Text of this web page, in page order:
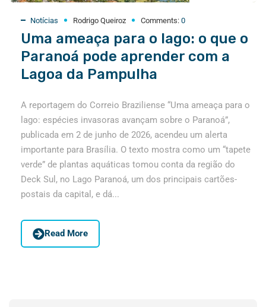
Notícias Rodrigo Queiroz Comments: 0
Uma ameaça para o lago: o que o
Paranoá pode aprender com a
Lagoa da Pampulha
A reportagem do Correio Braziliense “Uma ameaça para o
lago: espécies invasoras avançam sobre o Paranoá”,
publicada em 2 de junho de 2026, acendeu um alerta
importante para Brasília. O texto mostra como um “tapete
verde” de plantas aquáticas tomou conta da região do
Deck Sul, no Lago Paranoá, um dos principais cartões-
postais da capital, e dá...
Read More